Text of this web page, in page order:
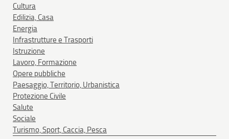
Cultura
Edilizia, Casa
Energia
Infrastrutture e Trasporti
Istruzione
Lavoro, Formazione
Opere pubbliche
Paesaggio, Territorio, Urbanistica
Protezione Civile
Salute
Sociale
Turismo, Sport, Caccia, Pesca